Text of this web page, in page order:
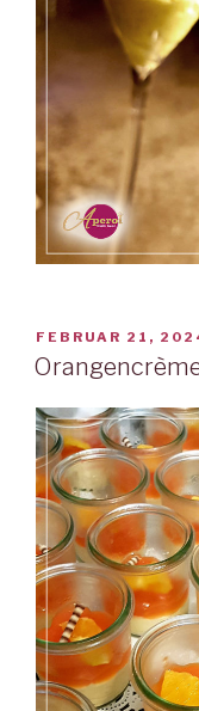
AM
FEBRUAR 21,